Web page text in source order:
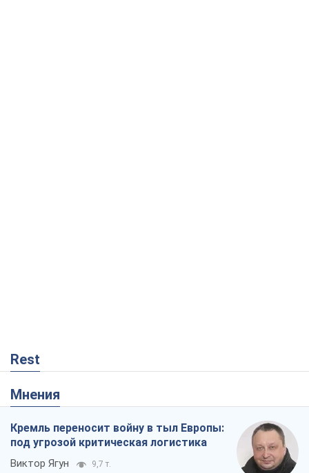
Rest
Мнения
Кремль переносит войну в тыл Европы:
под угрозой критическая логистика
Виктор Ягун 9,7 т.